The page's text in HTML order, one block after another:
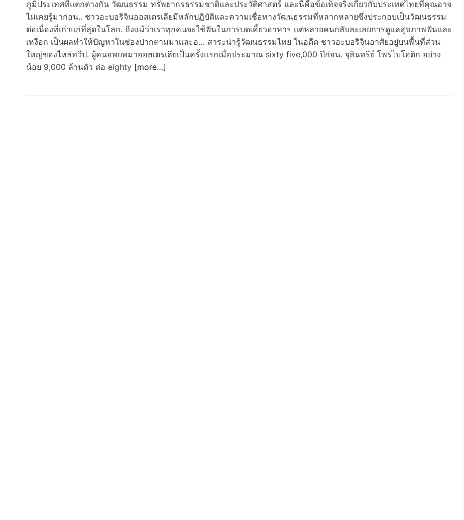
ภูมิประเทศที่แตกต่างกัน วัฒนธรรม ทรัพยากรธรรมชาติและประวัติศาสตร์ และนี่คือข้อเท็จจริงเกี่ยวกับประเทศไทยที่คุณอาจ
ไม่เคยรู้มาก่อน.. ชาวอะบอริจินออสเตรเลียมีหลักปฏิบัติและความเชื่อทางวัฒนธรรมที่หลากหลายซึ่งประกอบเป็นวัฒนธรรม
ต่อเนื่องที่เก่าแก่ที่สุดในโลก. ถึงเเม้ว่าเราทุกคนจะใช้ฟันในการบดเคี้ยวอาหาร เเต่หลายคนกลับละเลยการดูเเลสุขภาพฟันเเละ
เหงือก เป็นผลทำให้ปัญหาในช่องปากตามมาเเละอ… สาระน่ารู้วัฒนธรรมไทย ในอดีต ชาวอะบอริจินอาศัยอยู่บนพื้นที่ส่วน
ใหญ่ของไหล่ทวีป. ผู้คนอพยพมาออสเตรเลียเป็นครั้งแรกเมื่อประมาณ sixty five,000 ปีก่อน. จุลินทรีย์ โพรไบโอติก อย่าง
น้อย 9,000 ล้านตัว ต่อ eighty [more…]